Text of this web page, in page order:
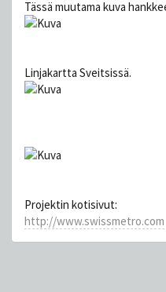
Tässä muutama kuva
Linjakartta Sveitsissä.
Projektin kotisivut:
http://www.swissmetro.com